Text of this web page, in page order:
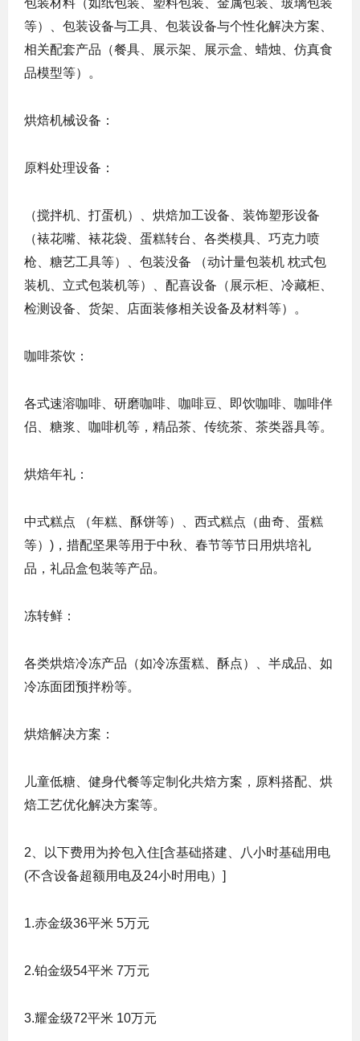
包装材料（如纸包装、塑料包装、金属包装、玻璃包装
等）、包装设备与工具、包装设备与个性化解决方案、
相关配套产品（餐具、展示架、展示盒、蜡烛、仿真食
品模型等）。
烘焙机械设备：
原料处理设备：
（搅拌机、打蛋机）、烘焙加工设备、装饰塑形设备
（裱花嘴、裱花袋、蛋糕转台、各类模具、巧克力喷
枪、糖艺工具等）、包装没备 （动计量包装机 枕式包
装机、立式包装机等）、配喜设备（展示柜、冷藏柜、
检测设备、货架、店面装修相关设备及材料等）。
咖啡茶饮：
各式速溶咖啡、研磨咖啡、咖啡豆、即饮咖啡、咖啡伴
侣、糖浆、咖啡机等，精品茶、传统茶、茶类器具等。
烘焙年礼：
中式糕点 （年糕、酥饼等）、西式糕点（曲奇、蛋糕
等）)，措配坚果等用于中秋、春节等节日用烘培礼
品，礼品盒包装等产品。
冻转鲜：
各类烘焙冷冻产品（如冷冻蛋糕、酥点）、半成品、如
冷冻面团预拌粉等。
烘焙解决方案：
儿童低糖、健身代餐等定制化共焙方案，原料搭配、烘
焙工艺优化解决方案等。
2、以下费用为拎包入住[含基础搭建、八小时基础用电
(不含设备超额用电及24小时用电）]
1.赤金级36平米 5万元
2.铂金级54平米 7万元
3.耀金级72平米 10万元